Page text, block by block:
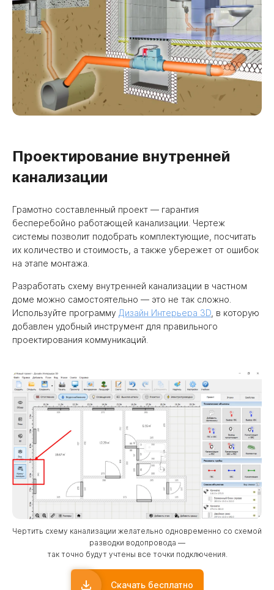
Проектирование внутренней
канализации
Грамотно составленный проект — гарантия
бесперебойно работающей канализации. Чертеж
системы позволит подобрать комплектующие, посчитать
их количество и стоимость, а также убережет от ошибок
на этапе монтажа.
Разработать схему внутренней канализации в частном
доме можно самостоятельно — это не так сложно.
Используйте программу Дизайн Интерьера 3D , в которую
добавлен удобный инструмент для правильного
проектирования коммуникаций.
Чертить схему канализации желательно одновременно со схемой
разводки водопровода —
так точно будут учтены все точки подключения.
Скачать бесплатно